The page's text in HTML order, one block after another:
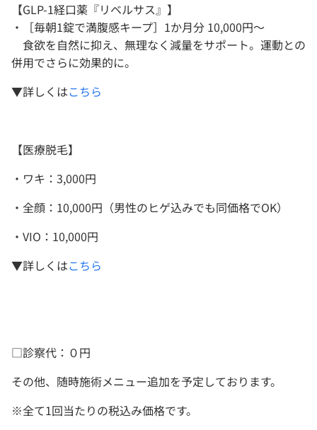
【GLP-1経口薬『リベルサス』】
・［毎朝1錠で満腹感キープ］1か月分 10,000円～
食欲を自然に抑え、無理なく減量をサポート。運動との
併用でさらに効果的に。
▼詳しくはこちら
【医療脱毛】
・ワキ：3,000円
・全顔：10,000円（男性のヒゲ込みでも同価格でOK）
・VIO：10,000円
▼詳しくはこちら
□診察代：０円
その他、随時施術メニュー追加を予定しております。
※全て1回当たりの税込み価格です。